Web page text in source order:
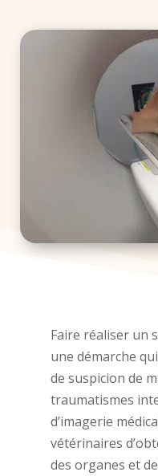
Faire réaliser un
une démarche
de suspicion de
traumatismes
d’imagerie
vétérinaires
des organes et